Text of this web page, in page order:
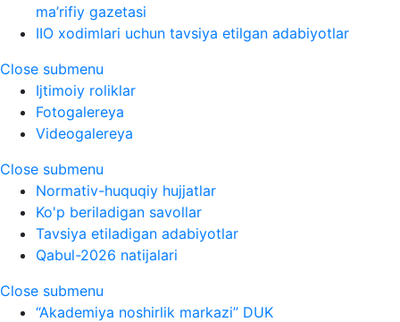
ma’rifiy gazetasi
IIO xodimlari uchun tavsiya etilgan adabiyotlar
Close submenu
Ijtimoiy roliklar
Fotogalereya
Videogalereya
Close submenu
Normativ-huquqiy hujjatlar
Ko'p beriladigan savollar
Tavsiya etiladigan adabiyotlar
Qabul-2026 natijalari
Close submenu
“Akademiya noshirlik markazi” DUK